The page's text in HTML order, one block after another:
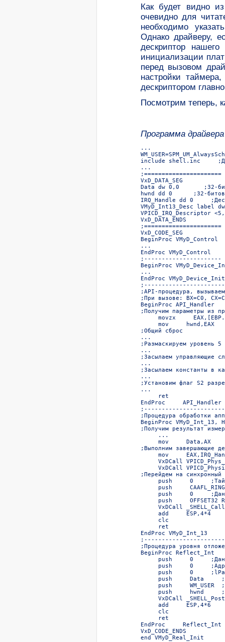
Как будет видно
очевидно для
необходимо
Однако драйверу,
дескриптор
инициализации
перед вызовом
настройки
дескриптором
Посмотрим теперь,
Программа
...
include shell.inc
...
VxD_DATA_SEG
Data dw 0,0       ;32-
hwnd dd 0      ;32-
IRQ_Handle dd 0
VMyD_Int13_Desc label
VPICD_IRQ_Descriptor
VxD_DATA_ENDS
VxD_CODE_SEG
BeginProc VMyD_Control
...
EndProc VMyD_Control
BeginProc
...
EndProc
;API-процедура,
;При вызове: BX=C0,
BeginProc API_Handler
;Получим параметры из
movzx
mov     hwnd,EAX
;Общий сброс
...
;Размаскируем уровень
...
;Засылаем управляющие
...
;Засылаем константы в
...
;Установим флаг S2
...
ret
EndProc
;Процедура обработки
BeginProc
;Получим результат
...
mov     Data,AX
;Выполним завершающие
mov
VxDCall
VxDCall
;Перейдем на
push     0
push
push     0
push     OFFSET32
VxDCall
add     ESP,4*4
clc
ret
EndProc VMyD_Int_13
;Процедура уровня
BeginProc Reflect_Int
push     0
push     0
push     0
push     Data
push     WM_USER
push     hwnd
VxDCall
add     ESP,4*6
clc
ret
EndProc
VxD_CODE_ENDS
end VMyD_Real_Init